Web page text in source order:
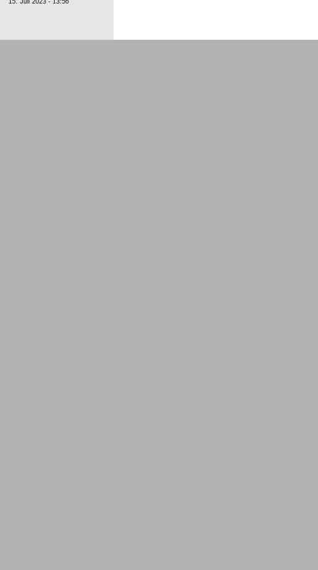
15. Juli 2023 - 13:56